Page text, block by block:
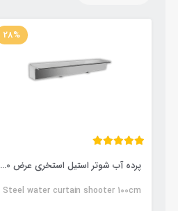
28%
پرده آب شوتر استیل استخری عرض 100 سانتی متر
Steel water curtain shooter 100cm